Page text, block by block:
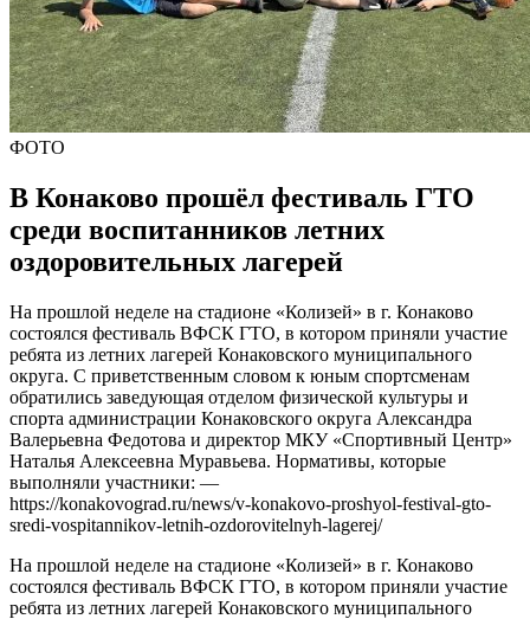
ФОТО
В Конаково прошёл фестиваль ГТО
среди воспитанников летних
оздоровительных лагерей
На прошлой неделе на стадионе «Колизей» в г. Конаково
состоялся фестиваль ВФСК ГТО, в котором приняли участие
ребята из летних лагерей Конаковского муниципального
округа. С приветственным словом к юным спортсменам
обратились заведующая отделом физической культуры и
спорта администрации Конаковского округа Александра
Валерьевна Федотова и директор МКУ «Спортивный Центр»
Наталья Алексеевна Муравьева. Нормативы, которые
выполняли участники: —
https://konakovograd.ru/news/v-konakovo-proshyol-festival-gto-
sredi-vospitannikov-letnih-ozdorovitelnyh-lagerej/
На прошлой неделе на стадионе «Колизей» в г. Конаково
состоялся фестиваль ВФСК ГТО, в котором приняли участие
ребята из летних лагерей Конаковского муниципального